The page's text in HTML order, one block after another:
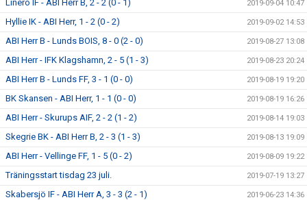
Linero IF - ABI Herr B, 2 - 2 (0 - 1) 2019-09-04 10:47
Hyllie IK - ABI Herr, 1 - 2 (0 - 2) 2019-09-02 14:53
ABI Herr B - Lunds BOIS, 8 - 0 (2 - 0) 2019-08-27 13:08
ABI Herr - IFK Klagshamn, 2 - 5 (1 - 3) 2019-08-23 20:24
ABI Herr B - Lunds FF, 3 - 1 (0 - 0) 2019-08-19 19:20
BK Skansen - ABI Herr, 1 - 1 (0 - 0) 2019-08-19 16:26
ABI Herr - Skurups AIF, 2 - 2 (1 - 2) 2019-08-14 19:03
Skegrie BK - ABI Herr B, 2 - 3 (1 - 3) 2019-08-13 19:09
ABI Herr - Vellinge FF, 1 - 5 (0 - 2) 2019-08-09 19:22
Träningsstart tisdag 23 juli. 2019-07-19 13:27
Skabersjö IF - ABI Herr A, 3 - 3 (2 - 1) 2019-06-23 14:36